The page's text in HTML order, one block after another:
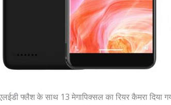
फ्लैश के साथ 13 मेगापिक्सल का रियर कैमरा दिया